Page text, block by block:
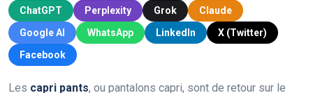
ChatGPT Perplexity Grok
Claude
Google AI
WhatsApp LinkedIn
X (Twitter)
Facebook
Les capri pants, ou pantalons capri, sont de retour sur le